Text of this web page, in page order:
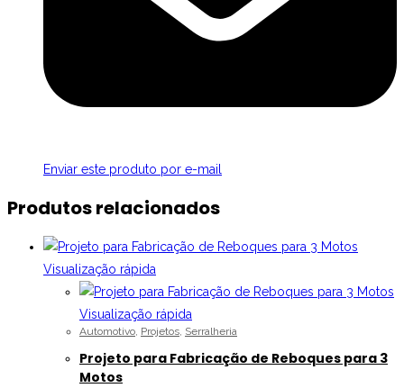
Enviar este produto por e-mail
Produtos relacionados
Visualização rápida
Visualização rápida
Automotivo, Projetos, Serralheria
Projeto para Fabricação de Reboques para 3
Motos